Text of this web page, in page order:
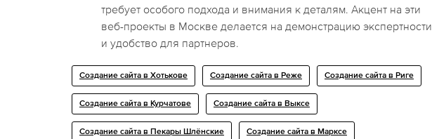
требует особого подхода и внимания к деталям. Акцент на эти
веб-проекты в Москве делается на демонстрацию экспертности
и удобство для партнеров.
Создание сайта в Хотькове Создание сайта в Реже Создание сайта в Риге
Создание сайта в Курчатове Создание сайта в Выксе
Создание сайта в Пекары Шлёнские Создание сайта в Марксе